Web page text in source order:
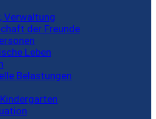
Verwaltung
der Freunde
Leben
Belastungen